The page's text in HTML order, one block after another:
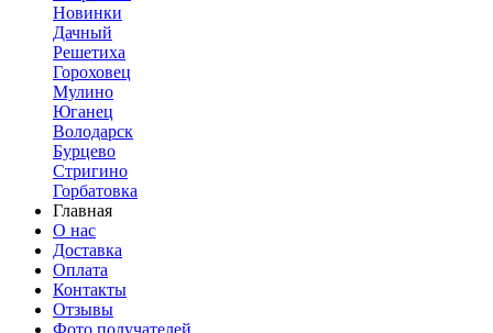
Новинки
Дачный
Решетиха
Гороховец
Мулино
Юганец
Володарск
Бурцево
Стригино
Горбатовка
Главная
О нас
Доставка
Оплата
Контакты
Отзывы
Фото получателей